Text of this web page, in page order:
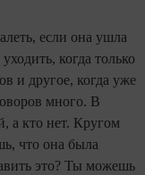
если она ушла
когда только
и другое, когда уже
много. В
а кто нет. Кругом
что она была
это? Ты можешь